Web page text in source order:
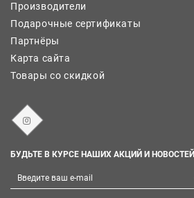
Производители
Подарочные сертификаты
Партнёры
Карта сайта
Товары со скидкой
БУДЬТЕ В КУРСЕ НАШИХ АКЦИЙ И НОВОСТЕЙ